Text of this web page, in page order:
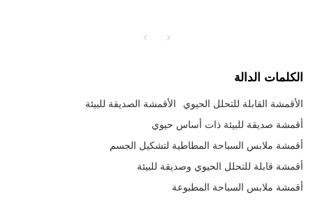
الكلمات الدالة
الأقمشة القابلة للتحلل الحيوي الأقمشة الصديقة للبيئة
أقمشة صديقة للبيئة ذات أساس حيوي
أقمشة ملابس السباحة المطاطية لتشكيل الجسم
أقمشة قابلة للتحلل الحيوي وصديقة للبيئة
أقمشة ملابس السباحة المطبوعة